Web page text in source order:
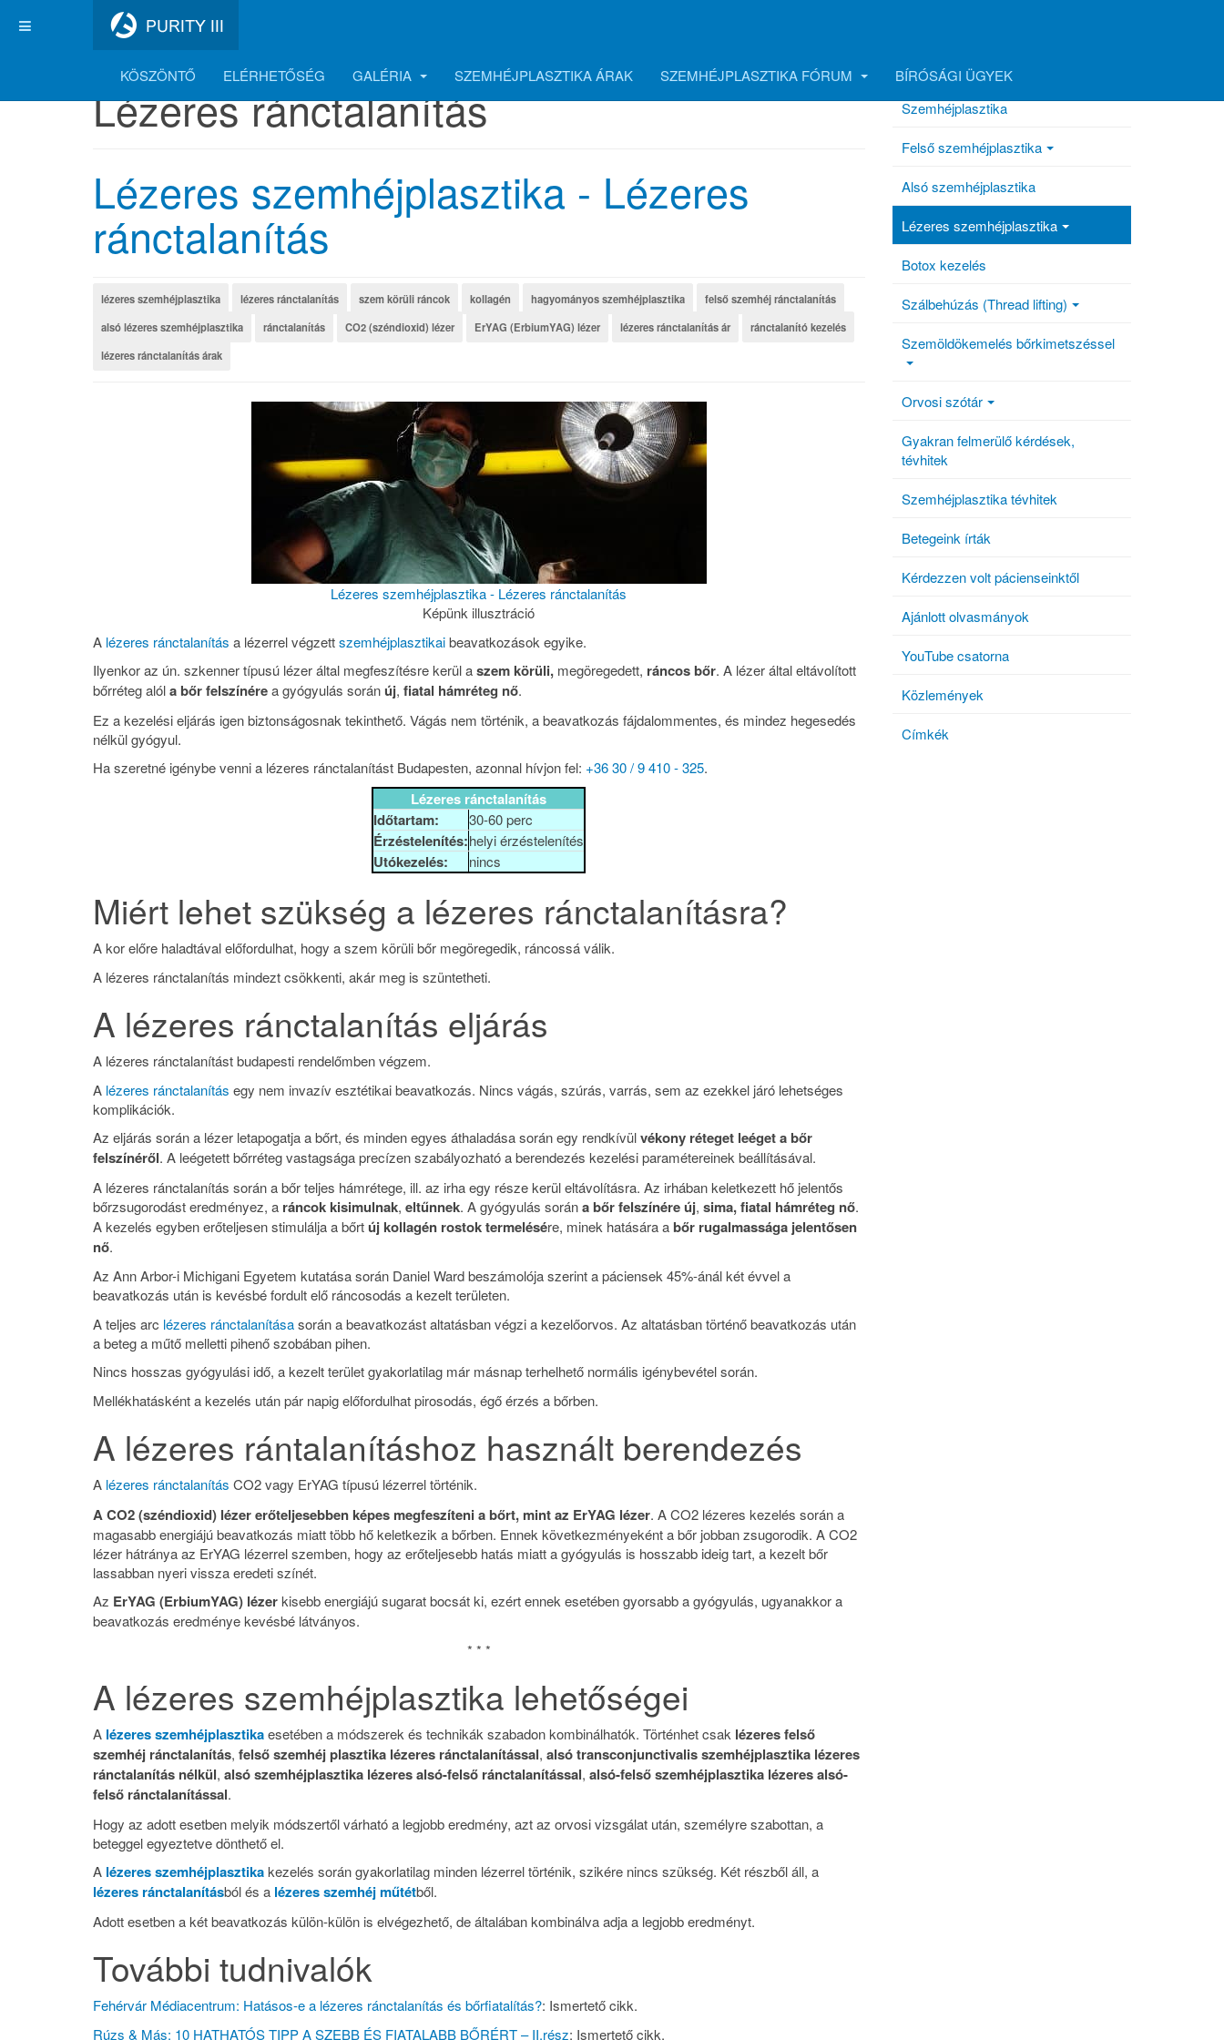
KÖSZÖNTŐ ELÉRHETŐSÉG GALÉRIA SZEMHÉJPLASZTIKA ÁRAK SZEMHÉJPLASZTIKA FÓRUM BÍRÓSÁGI ÜGYEK
Lézeres ránctalanítás
Lézeres szemhéjplasztika - Lézeres
ránctalanítás
lézeres szemhéjplasztika lézeres ránctalanítás szem körüli ráncok kollagén hagyományos szemhéjplasztika
felső szemhéj ránctalanítás
alsó lézeres szemhéjplasztika
ránctalanítás CO2 (széndioxid) lézer ErYAG (ErbiumYAG) lézer lézeres ránctalanítás ár
ránctalanító kezelés
lézeres ránctalanítás árak
Lézeres szemhéjplasztika - Lézeres ránctalanítás
Képünk illusztráció
A lézeres ránctalanítás a lézerrel végzettszemhéjplasztikaibeavatkozások egyike.
Ilyenkor az ún. szkenner típusú lézer által megfeszítésre kerül aszem körüli, megöregedett, ráncos bőr. A lézer által eltávolított
bőrréteg alóla bőr felszínérea gyógyulás soránúj, fiatal hámréteg nő.
Ez a kezelési eljárás igen biztonságosnak tekinthető. Vágás nem történik, a beavatkozás fájdalommentes, és mindez hegesedés
nélkül gyógyul.
Ha szeretné igénybe venni a lézeres ránctalanítást Budapesten, azonnal hívjon fel: +36 30 / 9 410 - 325.
Lézeres ránctalanítás
Időtartam:
30-60 perc
Érzéstelenítés:helyi érzéstelenítés
Utókezelés: nincs
Miért lehet szükség a lézeres ránctalanításra?
A kor előre haladtával előfordulhat, hogy a szem körüli bőr megöregedik, ráncossá válik.
A lézeres ránctalanítás mindezt csökkenti, akár meg is szüntetheti.
A lézeres ránctalanítás eljárás
A lézeres ránctalanítást budapesti rendelőmben végzem.
A lézeres ránctalanítás egy nem invazív esztétikai beavatkozás. Nincs vágás, szúrás, varrás, sem az ezekkel járó lehetséges
komplikációk.
Az eljárás során a lézer letapogatja a bőrt, és minden egyes áthaladása során egy rendkívülvékony réteget leéget a bőr
felszínéről. A leégetett bőrréteg vastagsága precízen szabályozható a berendezés kezelési paramétereinek beállításával.
A lézeres ránctalanítás során a bőr teljes hámrétege, ill. az irha egy része kerül eltávolításra. Az irhában keletkezett hő jelentős
bőrzsugorodást eredményez, a ráncok kisimulnak, eltűnnek. A gyógyulás sorána bőr felszínére új, sima, fiatal hámréteg nő.
A kezelés egyben erőteljesen stimulálja a bőrtúj kollagén rostok termelésére, minek hatására a bőr rugalmassága jelentősen
nő.
Az Ann Arbor-i Michigani Egyetem kutatása során Daniel Ward beszámolója szerint a páciensek 45%-ánál két évvel a
beavatkozás után is kevésbé fordult elő ráncosodás a kezelt területen.
A teljes arc lézeres ránctalanításasorán a beavatkozást altatásban végzi a kezelőorvos. Az altatásban történő beavatkozás után
a beteg a műtő melletti pihenő szobában pihen.
Nincs hosszas gyógyulási idő, a kezelt terület gyakorlatilag már másnap terhelhető normális igénybevétel során.
Mellékhatásként a kezelés után pár napig előfordulhat pirosodás, égő érzés a bőrben.
A lézeres rántalanításhoz használt berendezés
A lézeres ránctalanítás CO2 vagy ErYAG típusú lézerrel történik.
A CO2 (széndioxid) lézer erőteljesebben képes megfeszíteni a bőrt, mint az ErYAG lézer. A CO2 lézeres kezelés során a
magasabb energiájú beavatkozás miatt több hő keletkezik a bőrben. Ennek következményeként a bőr jobban zsugorodik. A CO2
lézer hátránya az ErYAG lézerrel szemben, hogy az erőteljesebb hatás miatt a gyógyulás is hosszabb ideig tart, a kezelt bőr
lassabban nyeri vissza eredeti színét.
Az ErYAG (ErbiumYAG) lézerkisebb energiájú sugarat bocsát ki, ezért ennek esetében gyorsabb a gyógyulás, ugyanakkor a
beavatkozás eredménye kevésbé látványos.
* * *
A lézeres szemhéjplasztika lehetőségei
A lézeres szemhéjplasztikaesetében a módszerek és technikák szabadon kombinálhatók. Történhet csak lézeres felső
szemhéj ránctalanítás, felső szemhéj plasztika lézeres ránctalanítással, alsó transconjunctivalis szemhéjplasztika lézeres
ránctalanítás nélkül, alsó szemhéjplasztika lézeres alsó-felső ránctalanítással, alsó-felső szemhéjplasztika lézeres alsó-
felső ránctalanítással.
Hogy az adott esetben melyik módszertől várható a legjobb eredmény, azt az orvosi vizsgálat után, személyre szabottan, a
beteggel egyeztetve dönthető el.
A lézeres szemhéjplasztikakezelés során gyakorlatilag minden lézerrel történik, szikére nincs szükség. Két részből áll, a
lézeres ránctalanításból és a lézeres szemhéj műtétből.
Adott esetben a két beavatkozás külön-külön is elvégezhető, de általában kombinálva adja a legjobb eredményt.
További tudnivalók
Fehérvár Médiacentrum: Hatásos-e a lézeres ránctalanítás és bőrfiatalítás?: Ismertető cikk.
Rúzs & Más: 10 HATHATÓS TIPP A SZEBB ÉS FIATALABB BŐRÉRT – II.rész: Ismertető cikk.
Szemhéjplasztika
Felső szemhéjplasztika
Alsó szemhéjplasztika
Lézeres szemhéjplasztika
Botox kezelés
Szálbehúzás (Thread lifting)
Szemöldökemelés bőrkimetszéssel
Orvosi szótár
Gyakran felmerülő kérdések,
tévhitek
Szemhéjplasztika tévhitek
Betegeink írták
Kérdezzen volt pácienseinktől
Ajánlott olvasmányok
YouTube csatorna
Közlemények
Címkék